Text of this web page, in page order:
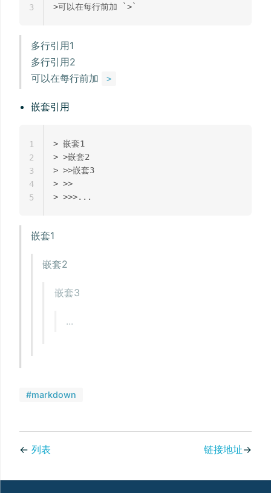
3
多行引用1
多行引用2
可以在每行前加
>
嵌套引用
> 嵌套1
> >嵌套2
> >>嵌套3
> >>
1
2
3
4
5
嵌套1
嵌套2
嵌套3
...
#markdown
← 列表 链接地址→